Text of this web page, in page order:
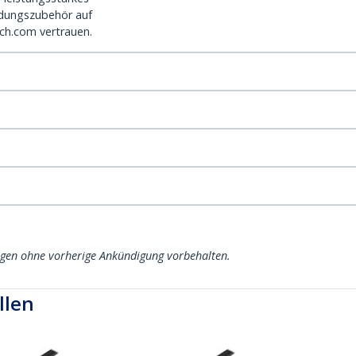
auf
vertrauen.
ohne vorherige Ankündigung vorbehalten.